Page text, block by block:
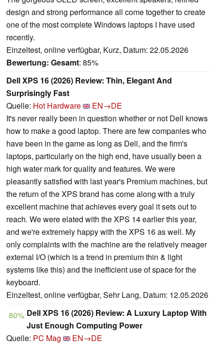
design and strong performance all come together to create
one of the most complete Windows laptops I have used
recently.
Einzeltest, online verfügbar, Kurz, Datum: 22.05.2026
Bewertung: Gesamt: 85%
Dell XPS 16 (2026) Review: Thin, Elegant And
Surprisingly Fast
Quelle: Hot Hardware
EN→DE
It's never really been in question whether or not Dell knows
how to make a good laptop. There are few companies who
have been in the game as long as Dell, and the firm's
laptops, particularly on the high end, have usually been a
high water mark for quality and features. We were
pleasantly satisfied with last year's Premium machines, but
the return of the XPS brand has come along with a truly
excellent machine that achieves every goal it sets out to
reach. We were elated with the XPS 14 earlier this year,
and we're extremely happy with the XPS 16 as well. My
only complaints with the machine are the relatively meager
external I/O (which is a trend in premium thin & light
systems like this) and the inefficient use of space for the
keyboard.
Einzeltest, online verfügbar, Sehr Lang, Datum: 12.05.2026
80% Dell XPS 16 (2026) Review: A Luxury Laptop With
Just Enough Computing Power
Quelle: PC Mag EN→DE